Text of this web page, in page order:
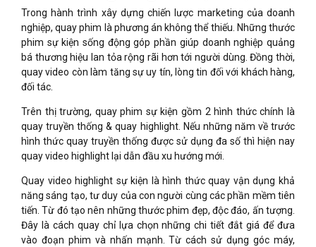
Trong hành trình xây dựng chiến lược marketing của doanh
nghiệp, quay phim là phương án không thể thiếu. Những thước
phim sự kiện sống động góp phần giúp doanh nghiệp quảng
bá thương hiệu lan tỏa rộng rãi hơn tới người dùng. Đồng thời,
quay video còn làm tăng sự uy tín, lòng tin đối với khách hàng,
đối tác.
Trên thị trường, quay phim sự kiện gồm 2 hình thức chính là
quay truyền thống & quay highlight. Nếu những năm về trước
hình thức quay truyền thống được sử dụng đa số thì hiện nay
quay video highlight lại dẫn đầu xu hướng mới.
Quay video highlight sự kiện là hình thức quay vận dụng khả
năng sáng tạo, tư duy của con người cùng các phần mềm tiên
tiến. Từ đó tạo nên những thước phim đẹp, độc đáo, ấn tượng.
Đây là cách quay chỉ lựa chọn những chi tiết đắt giá để đưa
vào đoạn phim và nhấn mạnh. Từ cách sử dụng góc máy,